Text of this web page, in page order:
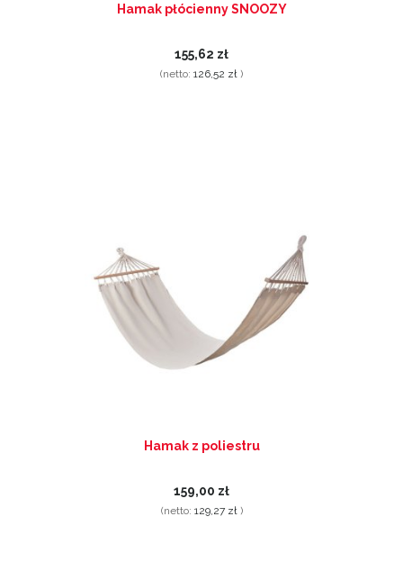
Hamak płócienny SNOOZY
155,62 zł
(netto: 126,52 zł )
Hamak z poliestru
159,00 zł
(netto: 129,27 zł)